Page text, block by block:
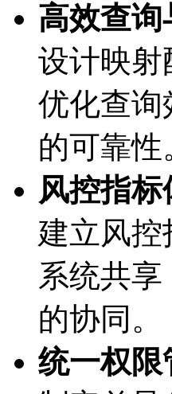
高效查询
设计映射
优化查询
的可靠性
风控指标
建立风控
系统共享
的协同。
统一权限